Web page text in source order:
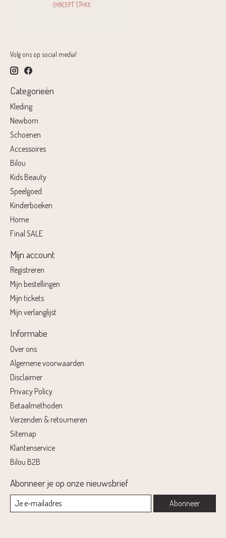
Volg ons op social media!
Categorieën
Kleding
Newborn
Schoenen
Accessoires
Bilou
Kids Beauty
Speelgoed
Kinderboeken
Home
Final SALE
Mijn account
Registreren
Mijn bestellingen
Mijn tickets
Mijn verlanglijst
Informatie
Over ons
Algemene voorwaarden
Disclaimer
Privacy Policy
Betaalmethoden
Verzenden & retourneren
Sitemap
Klantenservice
Bilou B2B
Abonneer je op onze nieuwsbrief
Abonneer